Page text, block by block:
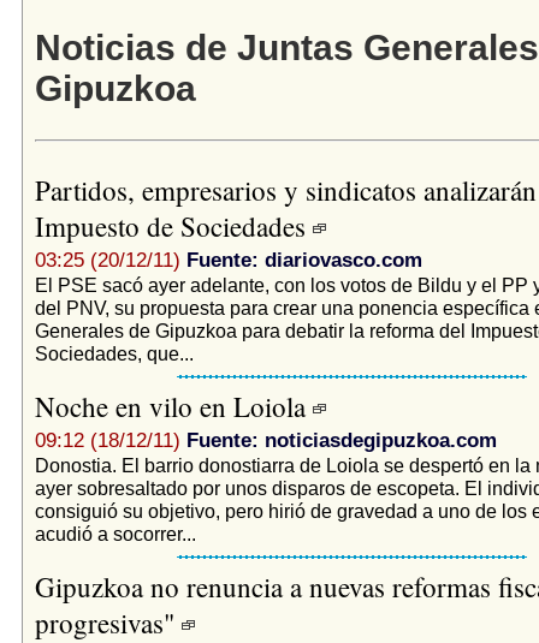
Noticias de Juntas
Gipuzkoa
Partidos, empresarios y sindicatos
Impuesto de Sociedades
03:25 (20/12/11) Fuente: diariovasco.com
El PSE sacó ayer adelante, con los votos de Bildu y el PP
del PNV, su propuesta para crear una ponencia específica
Generales de Gipuzkoa para debatir la reforma del
Sociedades, que...
Noche en vilo en Loiola
09:12 (18/12/11) Fuente: noticiasdegipuzkoa.com
Donostia. El barrio donostiarra de Loiola se despertó en la
ayer sobresaltado por unos disparos de escopeta. El
consiguió su objetivo, pero hirió de gravedad a uno de los
acudió a socorrer...
Gipuzkoa no renuncia a nuevas reformas
progresivas"